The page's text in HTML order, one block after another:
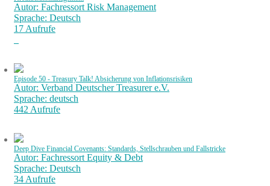
Autor: Fachressort Risk Management
Sprache: Deutsch
17 Aufrufe
Episode 50 - Treasury Talk! Absicherung von Inflationsrisiken
Autor: Verband Deutscher Treasurer e.V.
Sprache: deutsch
442 Aufrufe
Deep Dive Financial Covenants: Standards, Stellschrauben und Fallstricke
Autor: Fachressort Equity & Debt
Sprache: Deutsch
34 Aufrufe